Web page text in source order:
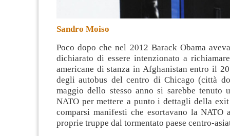
Sandro Moiso
Poco dopo che nel 2012 Barack Obama
dichiarato di essere intenzionato a
americane di stanza in Afghanistan entro il
degli autobus del centro di Chicago (città
maggio dello stesso anno si sarebbe tenuto
NATO per mettere a punto i dettagli della
comparsi manifesti che esortavano la NATO
proprie truppe dal tormentato paese centro-